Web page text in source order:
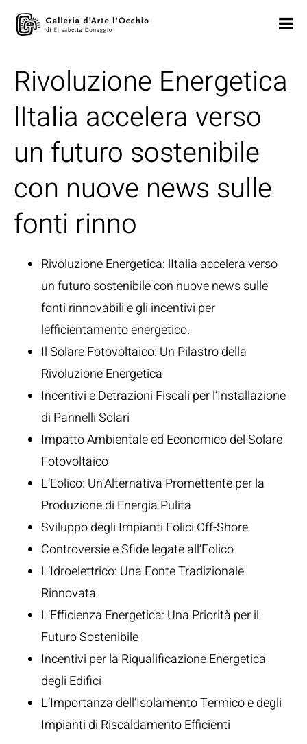
Rivoluzione Energetica
lItalia accelera verso
un futuro sostenibile
con nuove news sulle
fonti rinno
Rivoluzione Energetica: lItalia accelera verso
un futuro sostenibile con nuove news sulle
fonti rinnovabili e gli incentivi per
lefficientamento energetico.
Il Solare Fotovoltaico: Un Pilastro della
Rivoluzione Energetica
Incentivi e Detrazioni Fiscali per l’Installazione
di Pannelli Solari
Impatto Ambientale ed Economico del Solare
Fotovoltaico
L’Eolico: Un’Alternativa Promettente per la
Produzione di Energia Pulita
Sviluppo degli Impianti Eolici Off-Shore
Controversie e Sfide legate all’Eolico
L’Idroelettrico: Una Fonte Tradizionale
Rinnovata
L’Efficienza Energetica: Una Priorità per il
Futuro Sostenibile
Incentivi per la Riqualificazione Energetica
degli Edifici
L’Importanza dell’Isolamento Termico e degli
Impianti di Riscaldamento Efficienti